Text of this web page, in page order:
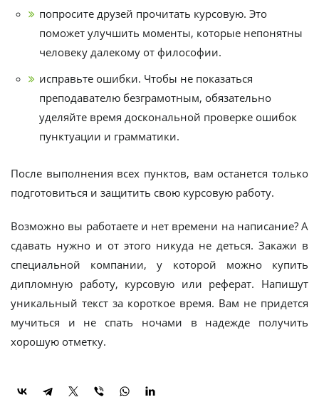
попросите друзей прочитать курсовую. Это
поможет улучшить моменты, которые непонятны
человеку далекому от философии.
исправьте ошибки. Чтобы не показаться
преподавателю безграмотным, обязательно
уделяйте время доскональной проверке ошибок
пунктуации и грамматики.
После выполнения всех пунктов, вам останется только
подготовиться и защитить свою курсовую работу.
Возможно вы работаете и нет времени на написание? А
сдавать нужно и от этого никуда не деться. Закажи в
специальной компании, у которой можно купить
дипломную работу, курсовую или реферат. Напишут
уникальный текст за короткое время. Вам не придется
мучиться и не спать ночами в надежде получить
хорошую отметку.